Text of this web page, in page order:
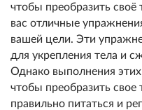
чтобы преобразить
вас отличные
вашей цели. Эти
для укрепления тела и
Однако выполнения
чтобы преобразить свое
правильно питаться и